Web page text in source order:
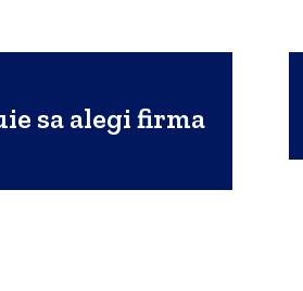
sa alegi firma